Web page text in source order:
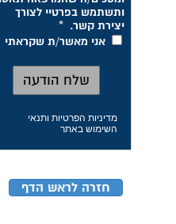
מדיניות הפרטיות ותנאי
השימוש באתר
חזרה לראש הדף